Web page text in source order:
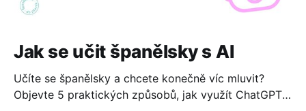
Jak se učit španělsky s AI
Učíte se španělsky a chcete konečně víc mluvit?
Objevte 5 praktických způsobů, jak využít ChatGPT